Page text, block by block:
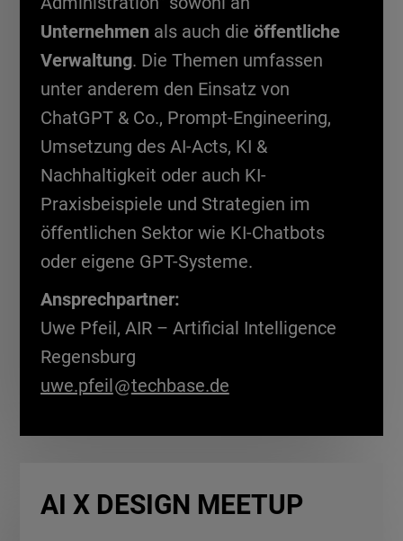
Unternehmen als auch die öffentliche
Verwaltung. Die Themen umfassen
unter anderem den Einsatz von
ChatGPT & Co., Prompt-Engineering,
Umsetzung des AI-Acts, KI &
Nachhaltigkeit oder auch KI-
Praxisbeispiele und Strategien im
öffentlichen Sektor wie KI-Chatbots
oder eigene GPT-Systeme.
Ansprechpartner:
Uwe Pfeil, AIR – Artificial Intelligence
Regensburg
uwe.pfeil
techbase.de
AI X DESIGN MEETUP